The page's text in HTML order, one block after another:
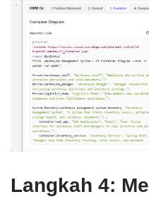
Langkah 4: